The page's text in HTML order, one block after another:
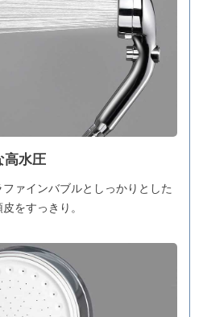
高水圧
ァインバブルとしっかりとした
をすっきり。